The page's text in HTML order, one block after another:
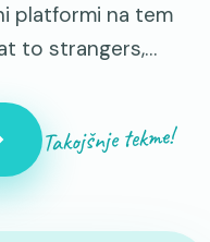
platformi na tem
to strangers,…
Takojšnje tekme!